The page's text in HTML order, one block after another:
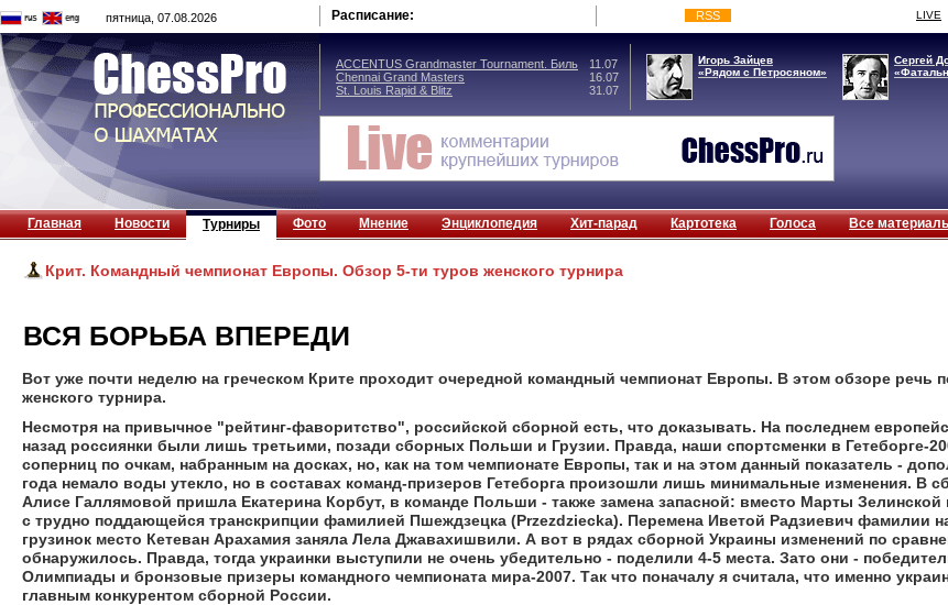
пятница, 07.08.2026 Расписание: RSS LIVE
ACCENTUS Grandmaster Tournament. Биль
11.07
Chennai Grand Masters
16.07
St. Louis Rapid & Blitz
31.07
Игорь Зайцев
«Рядом с Петросяном»
Сергей
Главная Новости Турниры Фото Мнение Энциклопедия Хит-парад Картотека Голоса Все
Крит. Командный чемпионат Европы. Обзор 5-ти туров женского турнира
ВСЯ БОРЬБА ВПЕРЕДИ
Вот уже почти неделю на греческом Крите проходит очередной командный чемпионат Европы. В этом обзоре речь
женского турнира.
Несмотря на привычное "рейтинг-фаворитство", российской сборной есть, что доказывать. На последнем
назад россиянки были лишь третьими, позади сборных Польши и Грузии. Правда, наши спортсменки в Гетеборге-
соперниц по очкам, набранным на досках, но, как на том чемпионате Европы, так и на этом данный показатель -
года немало воды утекло, но в составах команд-призеров Гетеборга произошли лишь минимальные изменения. В
Алисе Галлямовой пришла Екатерина Корбут, в команде Польши - также замена запасной: вместо Марты Зелинской
с трудно поддающейся транскрипции фамилией Пшеждзецка (Przezdziecka). Перемена Иветой Радзиевич фамилии
грузинок место Кетеван Арахамия заняла Лела Джавахишвили. А вот в рядах сборной Украины изменений по
обнаружилось. Правда, тогда украинки выступили не очень убедительно - поделили 4-5 места. Зато они -
Олимпиады и бронзовые призеры командного чемпионата мира-2007. Так что поначалу я считала, что именно
главным конкурентом сборной России.